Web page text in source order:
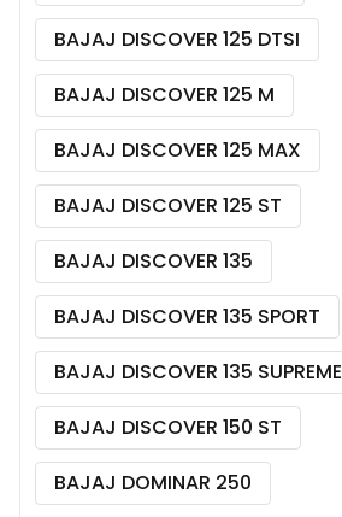
BAJAJ DISCOVER 125 DTSI
BAJAJ DISCOVER 125 M
BAJAJ DISCOVER 125 MAX
BAJAJ DISCOVER 125 ST
BAJAJ DISCOVER 135
BAJAJ DISCOVER 135 SPORT
BAJAJ DISCOVER 135 SUPREME
BAJAJ DISCOVER 150 ST
BAJAJ DOMINAR 250